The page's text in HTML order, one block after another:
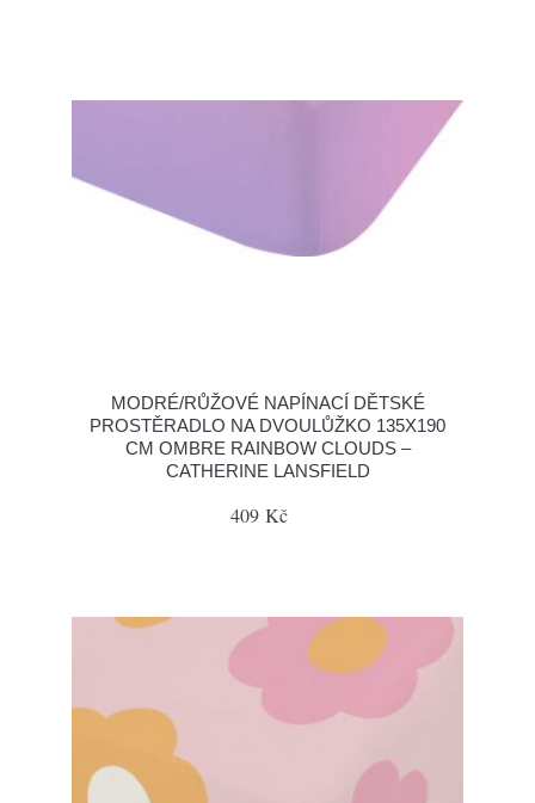
MODRÉ/RŮŽOVÉ NAPÍNACÍ DĚTSKÉ
PROSTĚRADLO NA DVOULŮŽKO 135X190
CM OMBRE RAINBOW CLOUDS –
CATHERINE LANSFIELD
409 Kč